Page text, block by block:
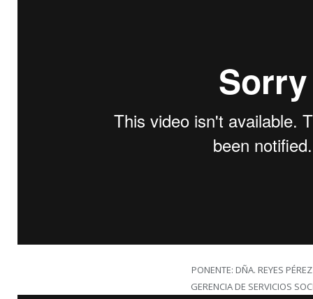
PONENTE: DÑA. REYES
GERENCIA DE SERVICIOS